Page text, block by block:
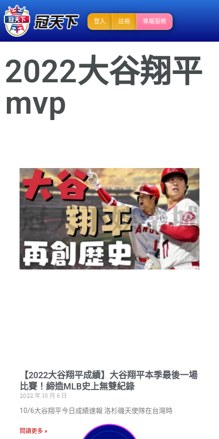
登入 註冊 專屬服務
2022大谷翔平
mvp
【2022大谷翔平成績】大谷翔平本季最後一場
比賽！締造MLB史上無雙紀錄
2022 年 10 月 6 日
10/6大谷翔平今日成績速報 洛杉磯天使隊在台灣時
閱讀更多 »